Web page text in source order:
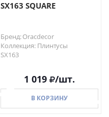
SX163 SQUARE
Бренд: Oracdecor
Коллекция: Плинтусы
SX163
1 019 /шт.
В КОРЗИНУ